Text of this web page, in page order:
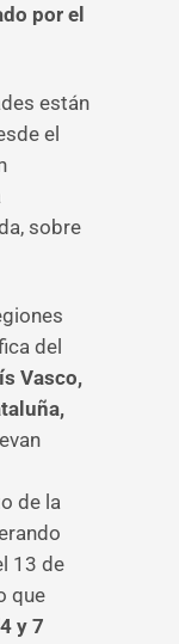
por el
están
el
sobre
del
Vasco,
llevan
de la
13 de
que
4 y 7